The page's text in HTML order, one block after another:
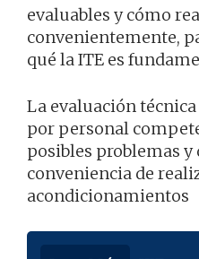
evaluables y cómo
convenientemente,
qué la ITE es
La evaluación
por personal
posibles problemas
conveniencia de
acondicionamientos